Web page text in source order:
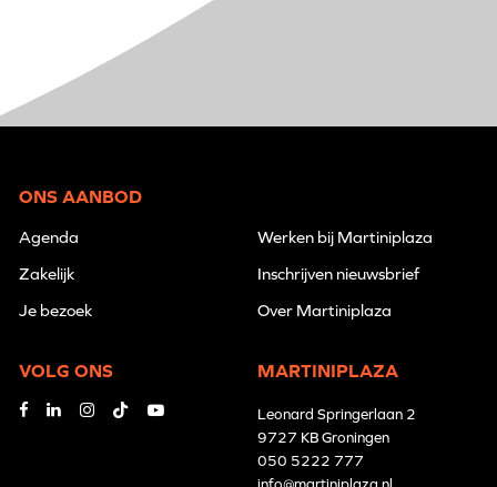
ONS AANBOD
Agenda
Zakelijk
Je bezoek
Werken bij Martiniplaza
Inschrijven nieuwsbrief
Over Martiniplaza
VOLG ONS MARTINIPLAZA
Leonard Springerlaan 2
9727 KB Groningen
050 5222 777